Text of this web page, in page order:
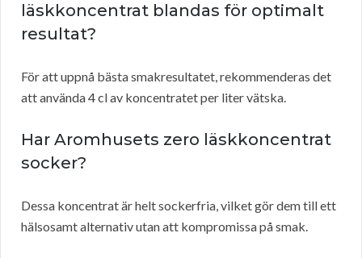
läskkoncentrat blandas för optimalt
resultat?
För att uppnå bästa smakresultatet, rekommenderas det
att använda 4 cl av koncentratet per liter vätska.
Har Aromhusets zero läskkoncentrat
socker?
Dessa koncentrat är helt sockerfria, vilket gör dem till ett
hälsosamt alternativ utan att kompromissa på smak.